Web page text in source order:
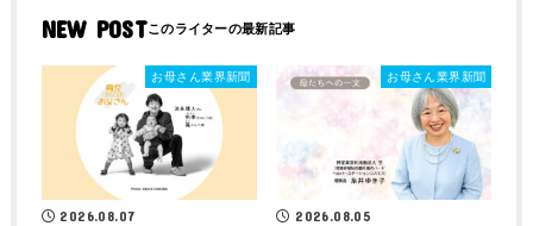
NEW POST
お母さん業界新聞
2026.08.07
お母さん業界新聞
2026.08.05